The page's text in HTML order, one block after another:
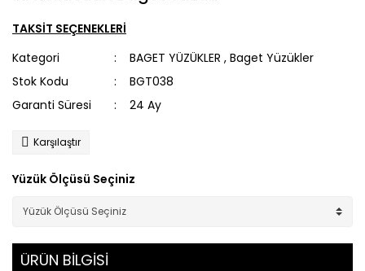
TAKSİT SEÇENEKLERİ
Kategori
BAGET YÜZÜKLER ,Baget Yüzükler
Stok Kodu
BGT038
Garanti Süresi
24 Ay
Karşılaştır
Yüzük Ölçüsü Seçiniz
ÜRÜN BİLGİSİ